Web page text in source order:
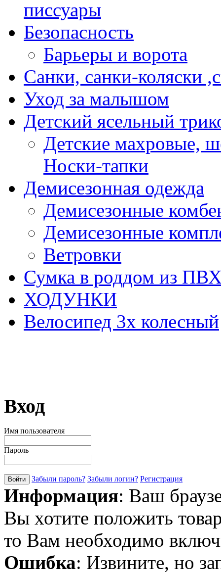
писсуары
Безопасность
Барьеры и ворота
Санки, санки-коляски
Уход за малышом
Детский ясельный
Детские махровые,
Носки-тапки
Демисезонная одежда
Демисезонные
Демисезонные
Ветровки
Сумка в роддом из
ХОДУНКИ
Велосипед 3х колесный
Вход
Имя пользователя
Пароль
Забыли пароль? Забыли логин? Регистрация
Информация: Ваш
Вы хотите положить
то Вам необходимо
Ошибка: Извините, но